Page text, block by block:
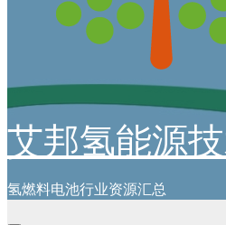
艾邦氢能源
氢燃料电池行业资源汇总